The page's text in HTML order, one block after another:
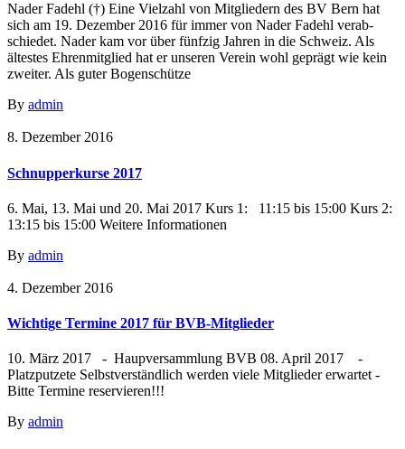
Nader Fadehl (†) Eine Vielzahl von Mitgliedern des BV Bern hat
sich am 19. Dezember 2016 für immer von Nader Fadehl verab­
schiedet. Nader kam vor über fünfzig Jahren in die Schweiz. Als
ältestes Ehrenmitglied hat er unseren Verein wohl geprägt wie kein
zweiter. Als guter Bogenschütze
By admin
8. Dezember 2016
Schnupperkurse 2017
6. Mai, 13. Mai und 20. Mai 2017 Kurs 1: 11:15 bis 15:00 Kurs 2:
13:15 bis 15:00 Weitere Informationen
By admin
4. Dezember 2016
Wichtige Termine 2017 für BVB-Mitglieder
10. März 2017 - Haupversammlung BVB 08. April 2017 -
Platzputzete Selbstverständlich werden viele Mitglieder erwartet -
Bitte Termine reservieren!!!
By admin